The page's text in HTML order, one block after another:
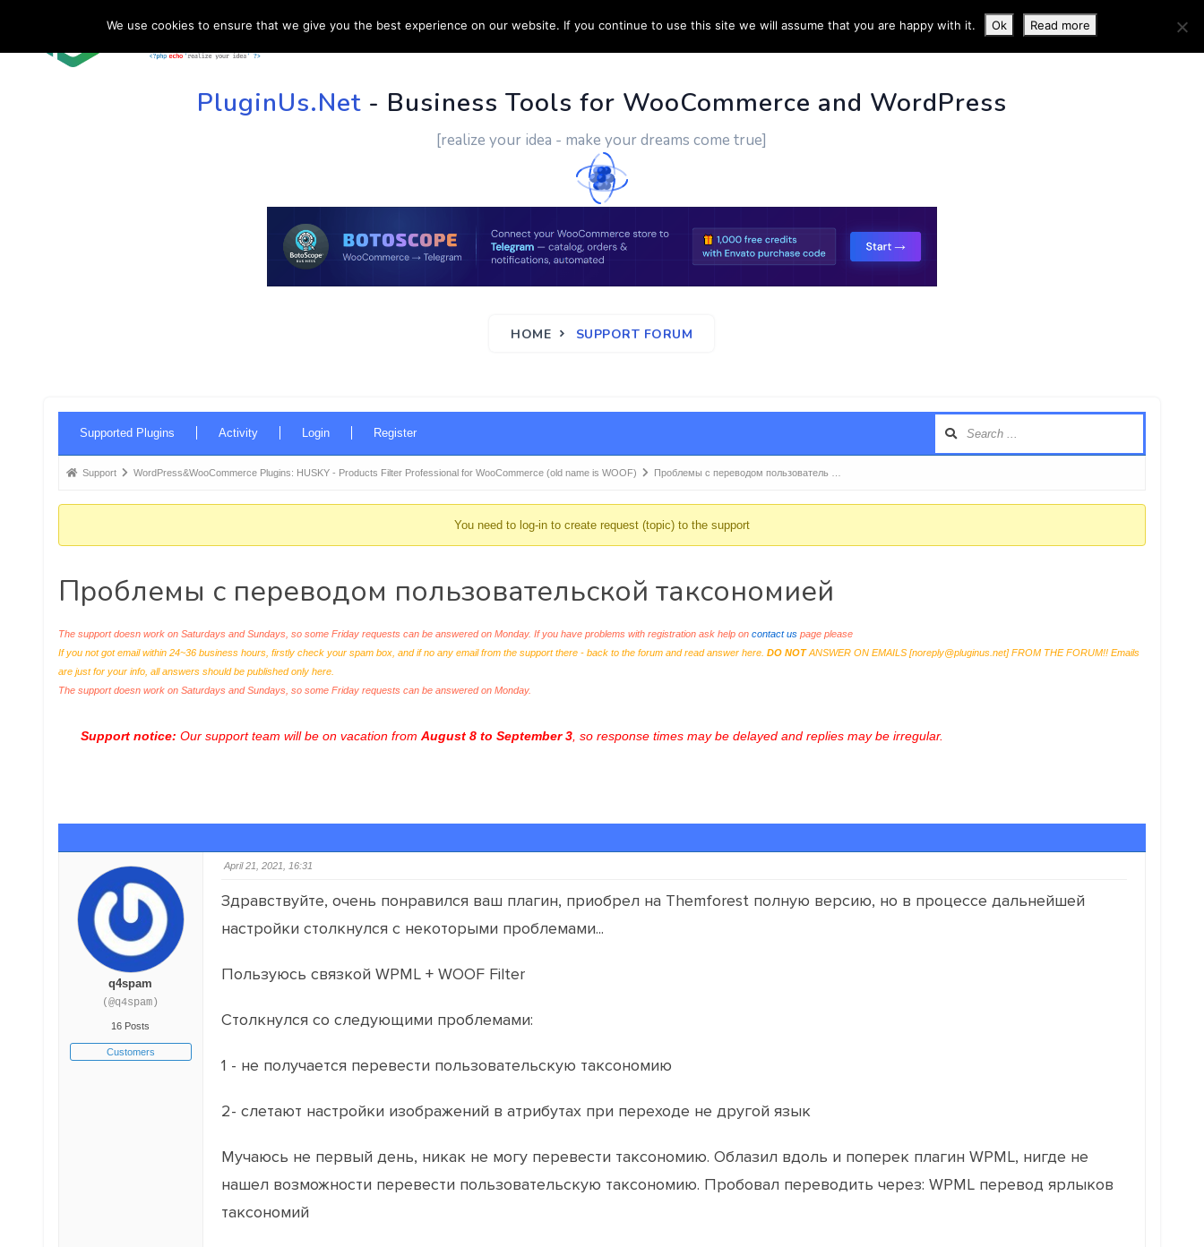
HOME SUPPORT CUSTOM WORK CONTACT US MORE INFO
PluginUs.Net- Business Tools for WooCommerce and WordPress
[realize your idea - make your dreams come true]
HOME SUPPORT FORUM
Navigation
Supported Plugins Activity Login Register
Forum
here:
Support WordPress&WooCommerce Plugins: HUSKY - Products Filter Professional for WooCommerce (old name is WOOF) Проблемы с переводом пользователь …
You need to log-in to create request (topic) to the support
Проблемы с переводом пользовательской таксономией
The support doesn work on Saturdays and Sundays, so some Friday requests can be answered on Monday. If you have problems with registration ask help on contact uspage please
If you not got email within 24~36 business hours, firstly check your spam box, and if no any email from the support there - back to the forum and read answer here. DO NOTANSWER ON EMAILS [noreply@pluginus.net] FROM THE FORUM!! Emails
are just for your info, all answers should be published only here.
The support doesn work on Saturdays and Sundays, so some Friday requests can be answered on Monday.
Support notice: Our support team will be on vacation from August 8 to September 3, so response times may be delayed and replies may be irregular.
q4spam
(@q4spam)
16 Posts
Customers
April 21, 2021, 16:31
Здравствуйте, очень понравился ваш плагин, приобрел на Themforest полную версию, но в процессе дальнейшей
настройки столкнулся с некоторыми проблемами...
Пользуюсь связкой WPML + WOOF Filter
Столкнулся со следующими проблемами:
1 - не получается перевести пользовательскую таксономию
2- слетают настройки изображений в атрибутах при переходе не другой язык
Мучаюсь не первый день, никак не могу перевести таксономию. Облазил вдоль и поперек плагин WPML, нигде не
нашел возможности перевести пользовательскую таксономию. Пробовал переводить через: WPML перевод ярлыков
таксономий
We use cookies to ensure that we give you the best experience on our website. If you continue to use this site we will assume that you are happy with it. Ok Read more